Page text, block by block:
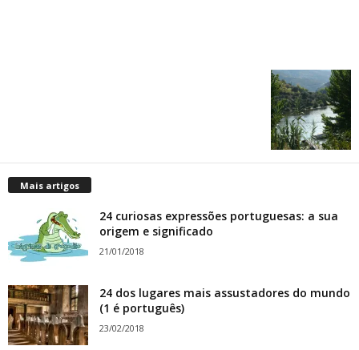
Mais artigos
24 curiosas expressões portuguesas: a sua
origem e significado
21/01/2018
24 dos lugares mais assustadores do mundo
(1 é português)
23/02/2018